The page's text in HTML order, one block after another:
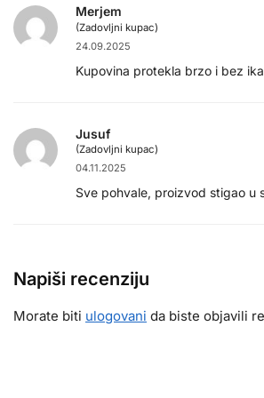
Merjem
(Zadovljni kupac)
24.09.2025
Kupovina protekla brzo i bez
Jusuf
(Zadovljni kupac)
04.11.2025
Sve pohvale, proizvod stigao u
Napiši recenziju
Morate biti ulogovani da biste objavili